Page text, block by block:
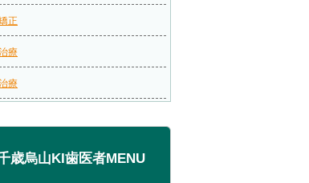
正
療
療
歳烏山KI歯医者MENU